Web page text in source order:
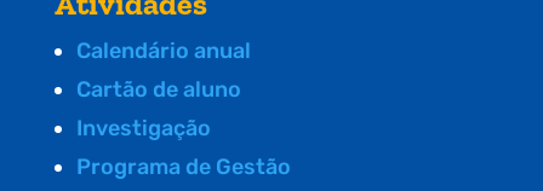
Calendário anual
Cartão de aluno
Investigação
Programa de Gestão